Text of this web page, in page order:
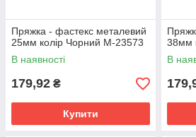
Пряжка - фастекс металевий
25мм колір Чорний М-23573
В наявності
179,92 ₴
Купити
38мм
В